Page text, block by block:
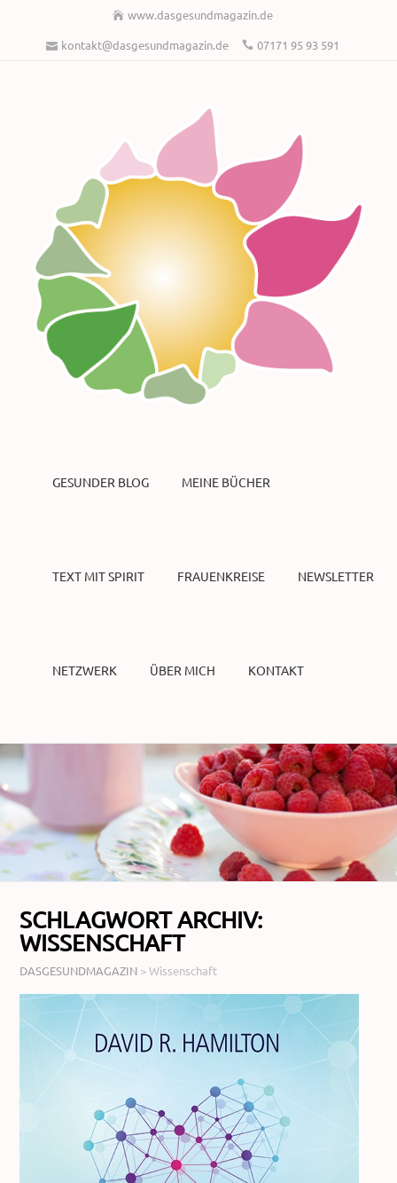
www.dasgesundmagazin.de
kontakt@dasgesundmagazin.de
07171 95 93 591
GESUNDER BLOG MEINE BÜCHER
TEXT MIT SPIRIT FRAUENKREISE NEWSLETTER
NETZWERK ÜBER MICH KONTAKT
SCHLAGWORT ARCHIV:
WISSENSCHAFT
DASGESUNDMAGAZIN >Wissenschaft